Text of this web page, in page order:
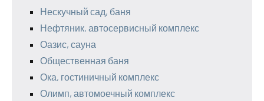
Нескучный сад, баня
Нефтяник, автосервисный комплекс
Оазис, сауна
Общественная баня
Ока, гостиничный комплекс
Олимп, автомоечный комплекс